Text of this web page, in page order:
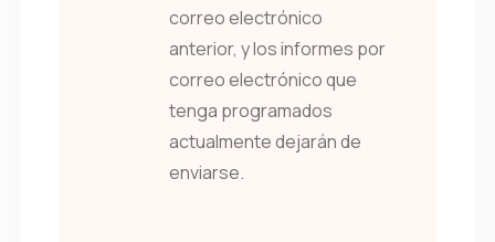
correo electrónico
anterior, y los informes por
correo electrónico que
tenga programados
actualmente dejarán de
enviarse.